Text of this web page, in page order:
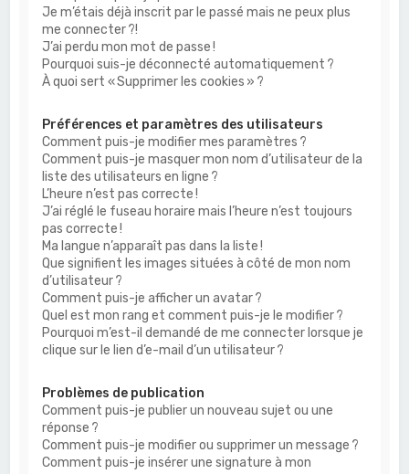
Je m’étais déjà inscrit par le passé mais ne peux plus
me connecter ?!
J’ai perdu mon mot de passe !
Pourquoi suis-je déconnecté automatiquement ?
À quoi sert « Supprimer les cookies » ?
Préférences et paramètres des utilisateurs
Comment puis-je modifier mes paramètres ?
Comment puis-je masquer mon nom d’utilisateur de la
liste des utilisateurs en ligne ?
L’heure n’est pas correcte !
J’ai réglé le fuseau horaire mais l’heure n’est toujours
pas correcte !
Ma langue n’apparaît pas dans la liste !
Que signifient les images situées à côté de mon nom
d’utilisateur ?
Comment puis-je afficher un avatar ?
Quel est mon rang et comment puis-je le modifier ?
Pourquoi m’est-il demandé de me connecter lorsque je
clique sur le lien d’e-mail d’un utilisateur ?
Problèmes de publication
Comment puis-je publier un nouveau sujet ou une
réponse ?
Comment puis-je modifier ou supprimer un message ?
Comment puis-je insérer une signature à mon